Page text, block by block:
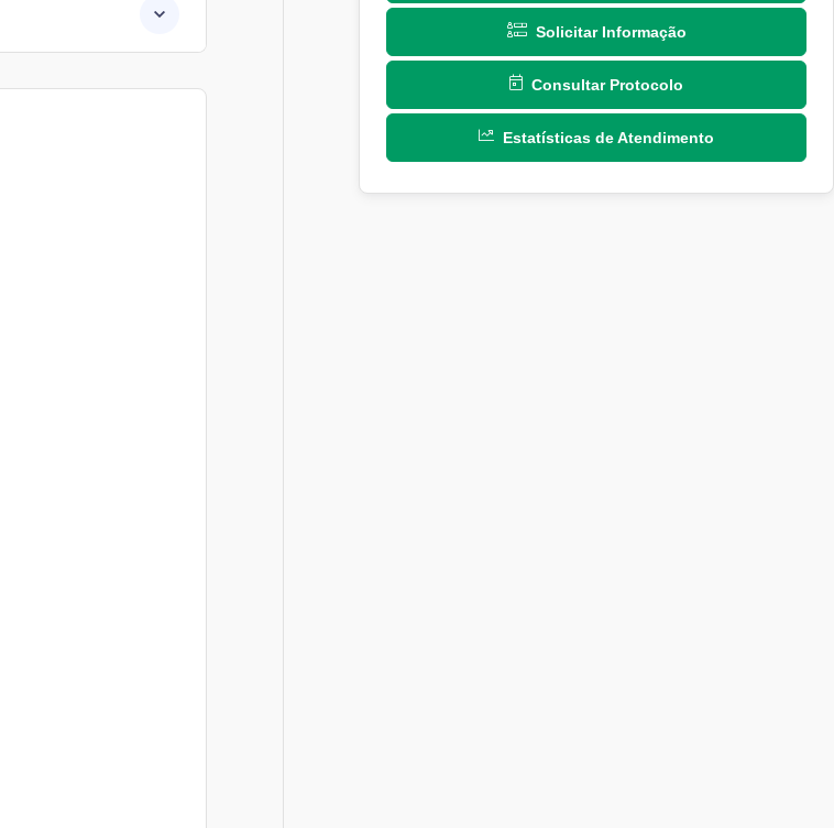
Solicitar Informação
Consultar Protocolo
Estatísticas de Atendimento